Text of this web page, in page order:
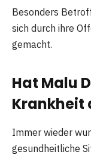
Besonders
sich durch ihre
gemacht.
Hat Malu
Krankheit
Immer wieder
gesundheitliche